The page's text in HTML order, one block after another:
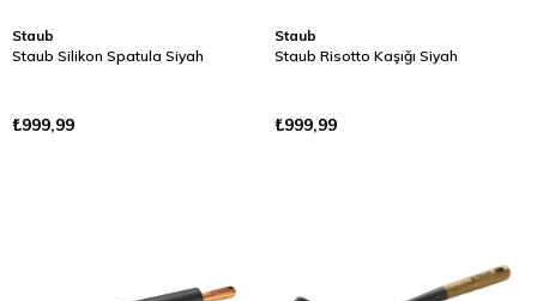
Staub
Staub Silikon Spatula Siyah
₺999,99
Staub
Staub Risotto Kaşığı Siyah
₺999,99